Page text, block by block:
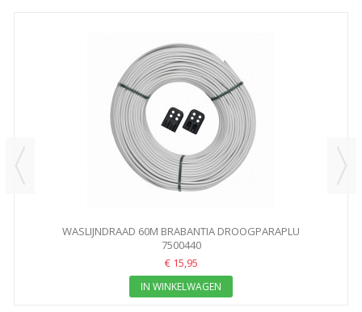
WASLIJNDRAAD 60M BRABANTIA DROOGPARAPLU
7500440
€ 15,95
IN WINKELWAGEN